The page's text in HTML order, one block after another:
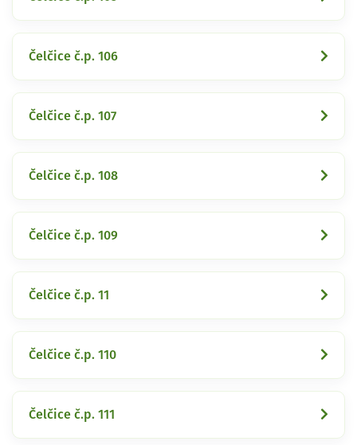
Čelčice č.p. 106
Čelčice č.p. 107
Čelčice č.p. 108
Čelčice č.p. 109
Čelčice č.p. 11
Čelčice č.p. 110
Čelčice č.p. 111